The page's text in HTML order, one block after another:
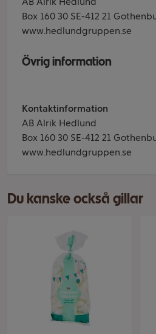
Box 160 30 SE-412 21
www.hedlundgruppen.se
Övrig information
Kontaktinformation
AB Alrik Hedlund
Box 160 30 SE-412 21
www.hedlundgruppen.se
Du kanske också gillar